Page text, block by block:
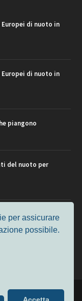
di nuoto in
di nuoto in
piangono
del nuoto per
e giovani, chi
da
per assicurare
possibile.